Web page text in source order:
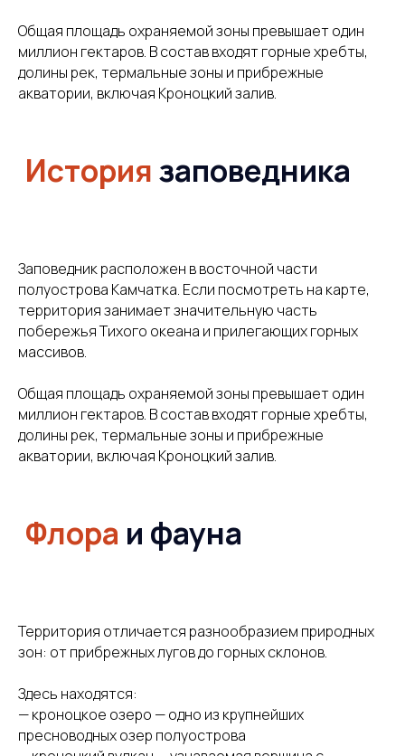
Общая площадь охраняемой зоны превышает один
миллион гектаров. В состав входят горные хребты,
долины рек, термальные зоны и прибрежные
акватории, включая Кроноцкий залив.
Заповедник расположен в восточной части
полуострова Камчатка. Если посмотреть на карте,
территория занимает значительную часть
побережья Тихого океана и прилегающих горных
массивов.
Общая площадь охраняемой зоны превышает один
миллион гектаров. В состав входят горные хребты,
долины рек, термальные зоны и прибрежные
акватории, включая Кроноцкий залив.
Территория отличается разнообразием природных
зон: от прибрежных лугов до горных склонов.
Здесь находятся:
— кроноцкое озеро — одно из крупнейших
пресноводных озер полуострова
Климат
Интересные локации